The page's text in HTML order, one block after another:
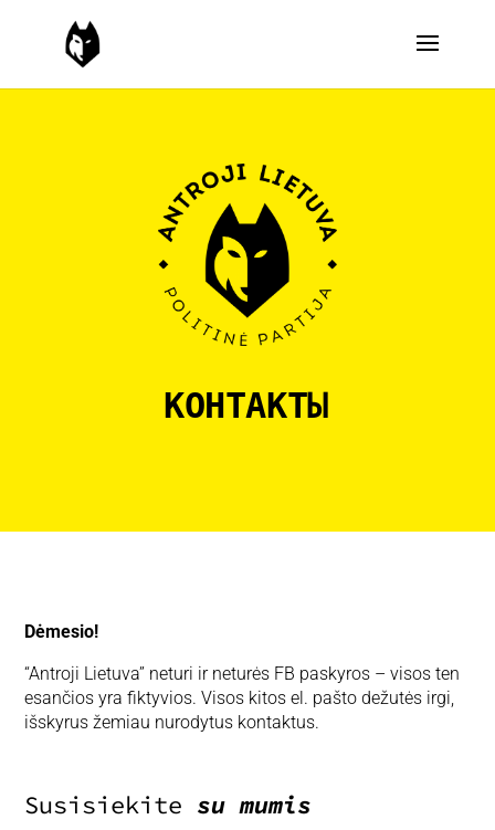
КОНТАКТЫ
Dėmesio!
“Antroji Lietuva” neturi ir neturės FB paskyros – visos ten
esančios yra fiktyvios. Visos kitos el. pašto dežutės irgi,
išskyrus žemiau nurodytus kontaktus.
Susisiekite su mumis